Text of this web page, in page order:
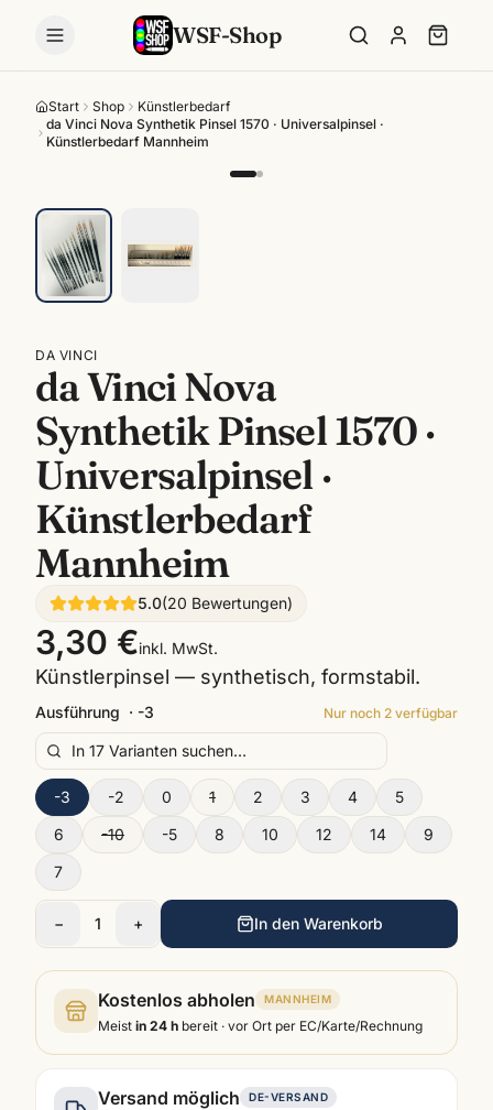
WSF-Shop
Start Shop
Künstlerbedarf
da Vinci Nova Synthetik Pinsel 1570 · Universalpinsel ·
Künstlerbedarf Mannheim
DA VINCI
da Vinci Nova
Synthetik Pinsel 1570 ·
Universalpinsel ·
Künstlerbedarf
Mannheim
5.0(20 Bewertungen)
3,30 €inkl. MwSt.
Künstlerpinsel — synthetisch, formstabil.
Ausführung · -3 Nur noch 2 verfügbar
-3 -2 0 1 2 3 4
5
6
-10 -5 8 10 12 14
9
7
− 1 + In den Warenkorb
Kostenlos abholen MANNHEIM
Meist in 24 h bereit · vor Ort per EC/Karte/Rechnung
Versand möglich DE-VERSAND